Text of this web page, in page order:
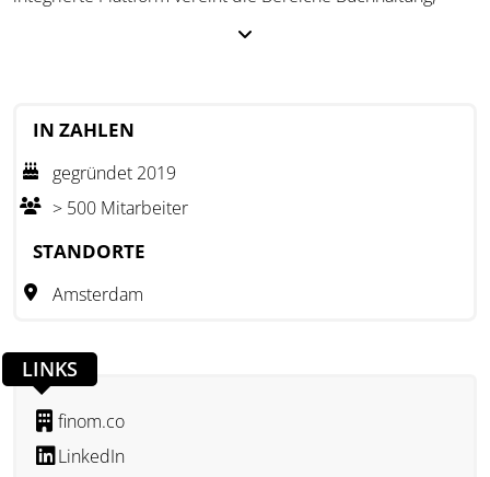
Geschäftsausgaben und Zahlungen zu erleichtern.
Das Unternehmen betreibt eine digitale B2B-Plattform für
Finanzdienstleistungen und bietet professionelle Tools zur
Kontoführung, Belegerfassung, Rechnungsstellung sowie zur
derzeit in mehr als zehn EU-Ländern aktiv und fokussiert
Unternehmen.
IN ZAHLEN
gegründet 2019
> 500 Mitarbeiter
STANDORTE
Amsterdam
LINKS
finom.co
LinkedIn